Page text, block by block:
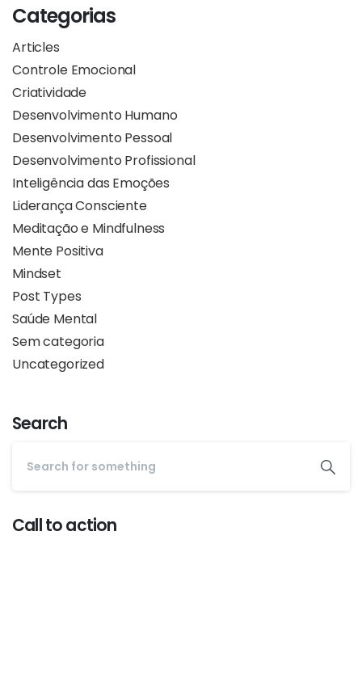
Categorias
Articles
Controle Emocional
Criatividade
Desenvolvimento Humano
Desenvolvimento Pessoal
Desenvolvimento Profissional
Inteligência das Emoções
Liderança Consciente
Meditação e Mindfulness
Mente Positiva
Mindset
Post Types
Saúde Mental
Sem categoria
Uncategorized
Search
Call to action